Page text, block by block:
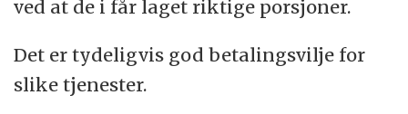
ved at de i får laget riktige porsjoner.
Det er tydeligvis god betalingsvilje for
slike tjenester.